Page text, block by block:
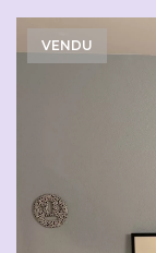
VENDU